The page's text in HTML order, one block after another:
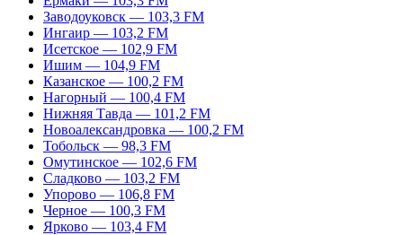
Заводоуковск — 103,3 FM
Ингаир — 103,2 FM
Исетское — 102,9 FM
Ишим — 104,9 FM
Казанское — 100,2 FM
Нагорный — 100,4 FM
Нижняя Тавда — 101,2 FM
Новоалександровка — 100,2 FM
Тобольск — 98,3 FM
Омутинское — 102,6 FM
Сладково — 103,2 FM
Упорово — 106,8 FM
Черное — 100,3 FM
Ярково — 103,4 FM